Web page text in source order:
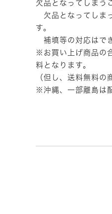
欠品となってしまう
欠品となってしま
す。
補填等の対応はで
※お買い上げ商品の
料となります。
（但し、送料無料の
※沖縄、一部離島は